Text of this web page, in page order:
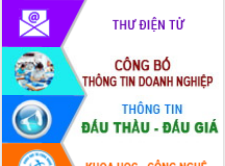
Du lịch Đắk Lắk nâng tầm trải nghiệm
du khách thông qua Hệ thống cơ sở dữ
liệu và Bản đồ số
Tập huấn ứng dụng trí tuệ nhân tạo (AI)
trong thương mại điện tử năm 2026
Đoàn đại biểu Quốc hội tỉnh Đắk Lắk
trao đổi thông tin trước Kỳ họp thứ
nhất, Quốc hội khóa XVI
Quyết liệt cải cách hành chính, khơi
thông nguồn lực phát triển
Nâng cao hiệu lực, hiệu quả HĐND
tỉnh thông qua hiện đại hóa hành chính
Xã Ea Phê gắn cải cách hành chính với
chuyển đổi số